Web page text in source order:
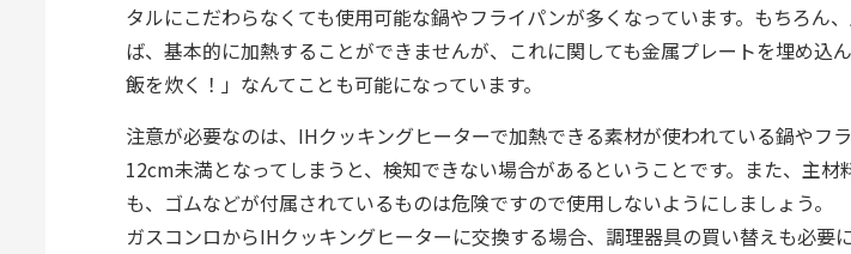
タルにこだわらなくても使用可能な鍋やフライパンが多くなっています。もちろん
ば、基本的に加熱することができませんが、これに関しても金属プレートを埋め込
飯を炊く！」なんてことも可能になっています。
注意が必要なのは、IHクッキングヒーターで加熱できる素材が使われている鍋やフ
12cm未満となってしまうと、検知できない場合があるということです。また、主
も、ゴムなどが付属されているものは危険ですので使用しないようにしましょう。
ガスコンロからIHクッキングヒーターに交換する場合、調理器具の買い替えも必要